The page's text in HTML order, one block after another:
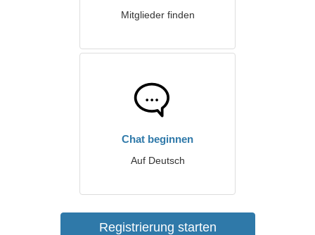
Mitglieder finden
Chat beginnen
Auf Deutsch
Registrierung starten